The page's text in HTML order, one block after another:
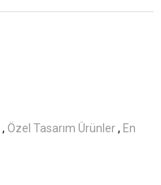
, Özel Tasarım Ürünler, En